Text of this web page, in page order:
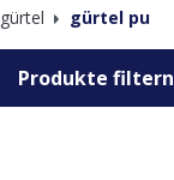
gürtel gürtel pu
Produkte filtern